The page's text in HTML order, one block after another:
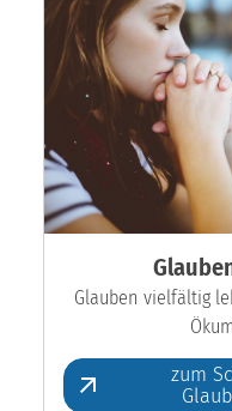
Glauben vielfältig
zum